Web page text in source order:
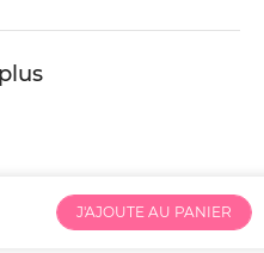
J'AJOUTE AU PANIER